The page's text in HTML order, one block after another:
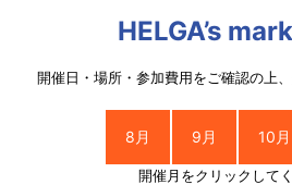
HELGA’s
開催日・場所・参加費用をご確認の上
8月 9月 10月
開催月をクリックしてく